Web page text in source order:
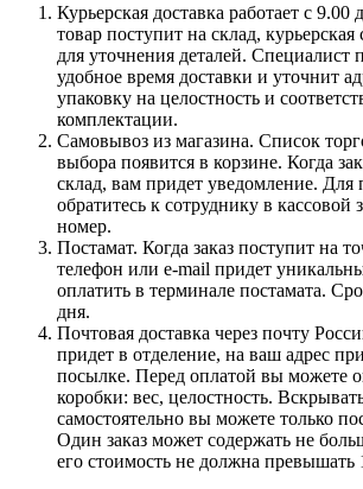
Курьерская доставка работает с 9.00
товар поступит на склад, курьерская
для уточнения деталей. Специалист
удобное время доставки и уточнит
упаковку на целостность и
комплектации.
Самовывоз из магазина. Список
выбора появится в корзине. Когда
склад, вам придет уведомление. Для
обратитесь к сотруднику в кассовой
номер.
Постамат. Когда заказ поступит на
телефон или e-mail придет
оплатить в терминале постамата.
дня.
Почтовая доставка через почту
придет в отделение, на ваш адрес
посылке. Перед оплатой вы можете
коробки: вес, целостность.
самостоятельно вы можете только
Один заказ может содержать не
его стоимость не должна превышать